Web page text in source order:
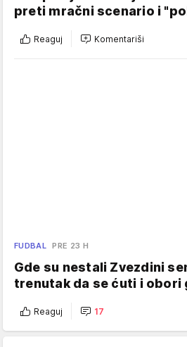
preti mračni scenario i
Reaguj Komentariši
FUDBAL PRE 23 H
Gde su nestali Zvezdini
trenutak da se ćuti i obori
Reaguj 17